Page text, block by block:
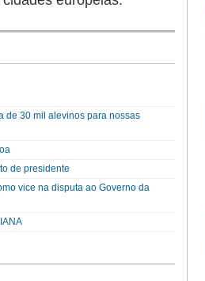
de 30 mil alevinos para nossas
de presidente
vice na disputa ao Governo da